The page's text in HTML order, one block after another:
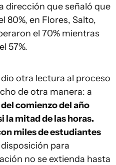
dirección que señaló que
80%, en Flores, Salto,
el 70% mientras
57%.
otra lectura al proceso
de otra manera: a
comienzo del año
la mitad de las horas.
miles de estudiantes
para
no se extienda hasta